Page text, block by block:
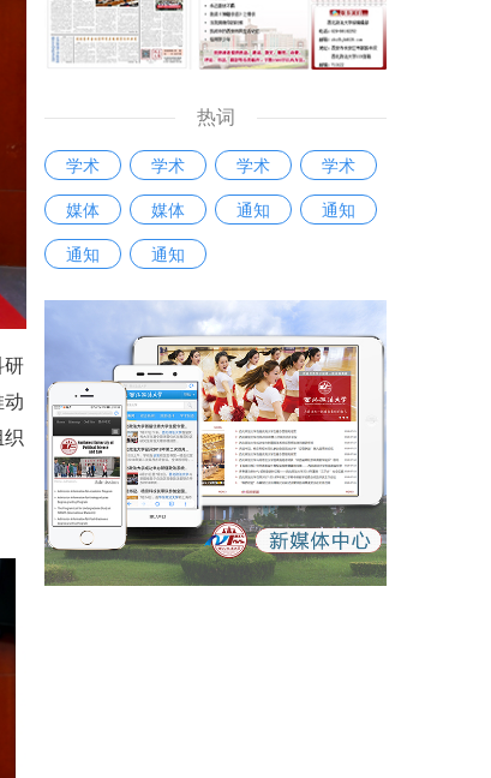
研
动
织
热词
学术 学术 学术
学术
媒体
媒体 通知
通知
通知
通知